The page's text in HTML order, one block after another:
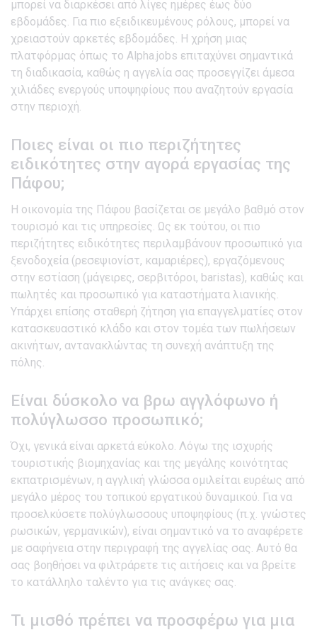
μπορεί να διαρκέσει από λίγες ημέρες έως δύο
εβδομάδες. Για πιο εξειδικευμένους ρόλους, μπορεί να
χρειαστούν αρκετές εβδομάδες. Η χρήση μιας
πλατφόρμας όπως το Alpha.jobs επιταχύνει σημαντικά
τη διαδικασία, καθώς η αγγελία σας προσεγγίζει άμεσα
χιλιάδες ενεργούς υποψηφίους που αναζητούν εργασία
στην περιοχή.
Ποιες είναι οι πιο περιζήτητες
ειδικότητες στην αγορά εργασίας της
Πάφου;
Η οικονομία της Πάφου βασίζεται σε μεγάλο βαθμό στον
τουρισμό και τις υπηρεσίες. Ως εκ τούτου, οι πιο
περιζήτητες ειδικότητες περιλαμβάνουν προσωπικό για
ξενοδοχεία (ρεσεψιονίστ, καμαριέρες), εργαζόμενους
στην εστίαση (μάγειρες, σερβιτόροι, baristas), καθώς και
πωλητές και προσωπικό για καταστήματα λιανικής.
Υπάρχει επίσης σταθερή ζήτηση για επαγγελματίες στον
κατασκευαστικό κλάδο και στον τομέα των πωλήσεων
ακινήτων, αντανακλώντας τη συνεχή ανάπτυξη της
πόλης.
Είναι δύσκολο να βρω αγγλόφωνο ή
πολύγλωσσο προσωπικό;
Όχι, γενικά είναι αρκετά εύκολο. Λόγω της ισχυρής
τουριστικής βιομηχανίας και της μεγάλης κοινότητας
εκπατρισμένων, η αγγλική γλώσσα ομιλείται ευρέως από
μεγάλο μέρος του τοπικού εργατικού δυναμικού. Για να
προσελκύσετε πολύγλωσσους υποψηφίους (π.χ. γνώστες
ρωσικών, γερμανικών), είναι σημαντικό να το αναφέρετε
με σαφήνεια στην περιγραφή της αγγελίας σας. Αυτό θα
σας βοηθήσει να φιλτράρετε τις αιτήσεις και να βρείτε
το κατάλληλο ταλέντο για τις ανάγκες σας.
Τι μισθό πρέπει να προσφέρω για μια